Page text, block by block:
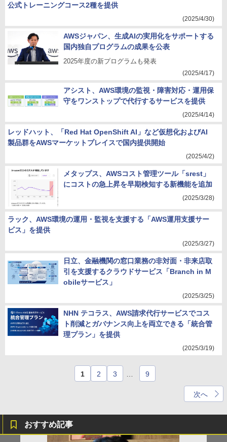
公式トレーニングコース2種を提供
(2025/4/30)
AWSジャパン、生成AIの実用化をサポートする
国内独自プログラムの成果を公表
2025年度の新プログラムも発表
(2025/4/17)
アシスト、AWS環境の監視・障害対応・運用保
守をワンストップで代行するサービスを提供
(2025/4/14)
レッドハット、「Red Hat OpenShift AI」など仮想化およびAI
製品群をAWSマーケットプレイスで国内提供開始
(2025/4/2)
メタップス、AWSコスト管理ツール「srest」
にコストの急上昇を早期検知する新機能を追加
(2025/3/28)
ラック、AWS環境の運用・監視を支援する「AWS運用支援サー
ビス」を提供
(2025/3/27)
日立、金融機関の窓口業務の非対面・非来店取
引を支援するクラウドサービス「Branch in M
obileサービス」
(2025/3/25)
NHN テコラス、AWS請求代行サービスでコス
ト削減とガバナンス向上を両立できる「統合管
理プラン」を提供
(2025/3/19)
1 2 3 9
次へ
おすすめ記事